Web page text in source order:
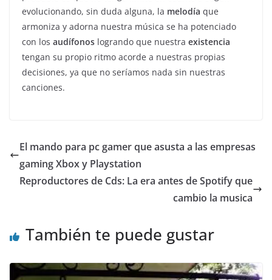
evolucionando, sin duda alguna, la melodía que
armoniza y adorna nuestra música se ha potenciado
con los audífonos logrando que nuestra existencia
tengan su propio ritmo acorde a nuestras propias
decisiones, ya que no seríamos nada sin nuestras
canciones.
El mando para pc gamer que asusta a las empresas
gaming Xbox y Playstation
Reproductores de Cds: La era antes de Spotify que
cambio la musica
También te puede gustar